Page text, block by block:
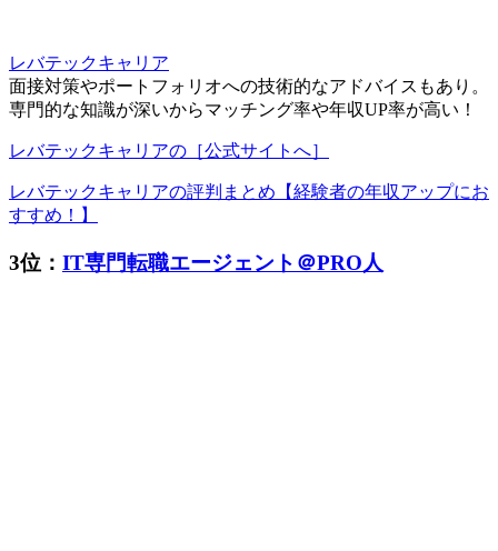
レバテックキャリア
面接対策やポートフォリオへの技術的なアドバイスもあり。
専門的な知識が深いからマッチング率や年収UP率が高い！
レバテックキャリアの［公式サイトへ］
レバテックキャリアの評判まとめ【経験者の年収アップにお
すすめ！】
3位： IT専門転職エージェント＠PRO人